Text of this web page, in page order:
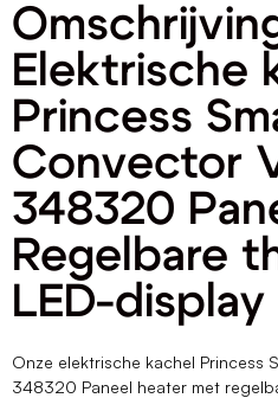
Elektrische
Princess
Convector
348320
Regelbare
LED-display
Onze elektrische kachel Princess
348320 Paneel heater met